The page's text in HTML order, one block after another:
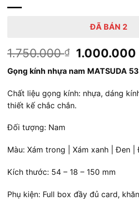
ĐÃ BÁN 2
1.750.000₫
Giá
là:
1.750.000
1.000.000
Gọng kính nhựa nam MATSUDA
Chất liệu gọng kính: nhựa, dáng
thiết kế chắc chắn.
Đối tượng: Nam
Màu: Xám trong | Xám xanh | Đen |
Kích thước: 54 – 18 – 150 mm
Phụ kiện: Full box đầy đủ card,